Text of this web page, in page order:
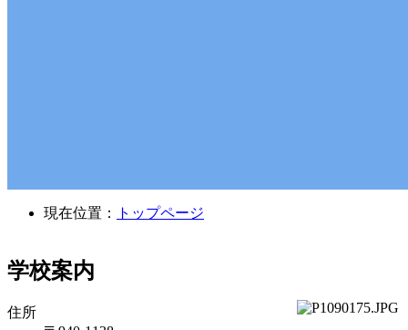
現在位置： トップページ
学校案内
住所